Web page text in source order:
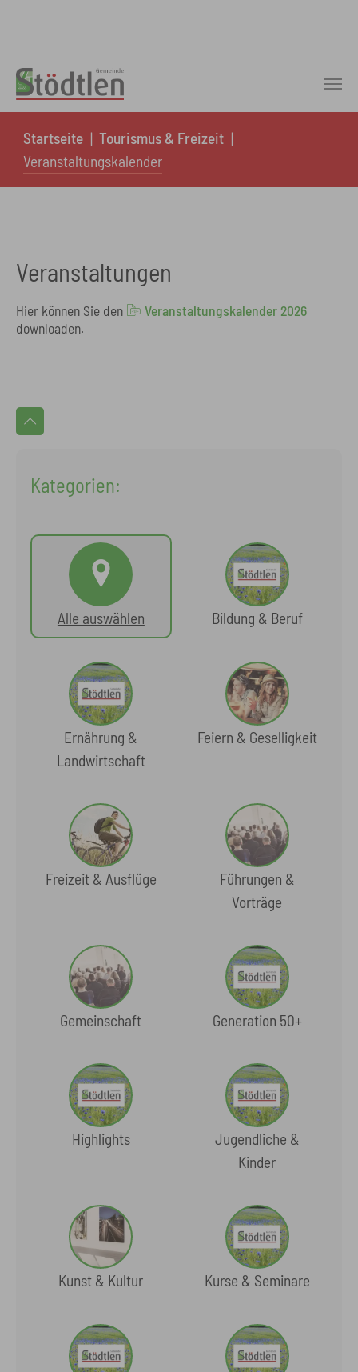
Startseite
Tourismus & Freizeit
Veranstaltungskalender
Veranstaltungen
Hier können Sie den
Veranstaltungskalender 2026​​​​​​​
downloaden.
Kategorien:
Alle auswählen Bildung & Beruf
Ernährung &
Landwirtschaft
Feiern & Geselligkeit
Freizeit & Ausflüge
Führungen &
Vorträge
Gemeinschaft Generation 50+
Highlights
Jugendliche &
Kinder
Kunst & Kultur Kurse & Seminare